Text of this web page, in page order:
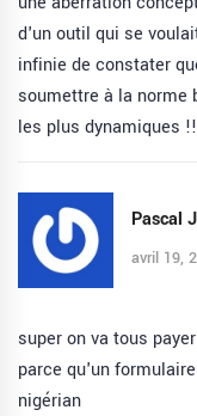
d'un outil qui se
infinie de constater
soumettre à la norme
les plus dynamiques
Pascal
avril 19,
super on va tous
parce qu'un
nigérian